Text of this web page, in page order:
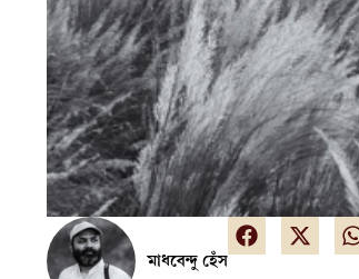
মাধবেন্দু হেঁস